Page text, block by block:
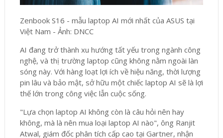
Zenbook S16 - mẫu laptop AI mới nhất của ASUS tại
Việt Nam - Ảnh: DNCC
AI đang trở thành xu hướng tất yếu trong ngành công
nghệ, và thị trường laptop cũng không nằm ngoài làn
sóng này. Với hàng loạt lợi ích về hiệu năng, thời lượng
pin lâu và bảo mật, sở hữu một chiếc laptop AI sẽ là lợi
thế lớn trong công việc lẫn cuộc sống.
"Lựa chọn laptop AI không còn là câu hỏi nên hay
không, mà là nên mua loại laptop AI nào", ông Ranjit
Atwal, giám đốc phân tích cấp cao tại Gartner, nhận